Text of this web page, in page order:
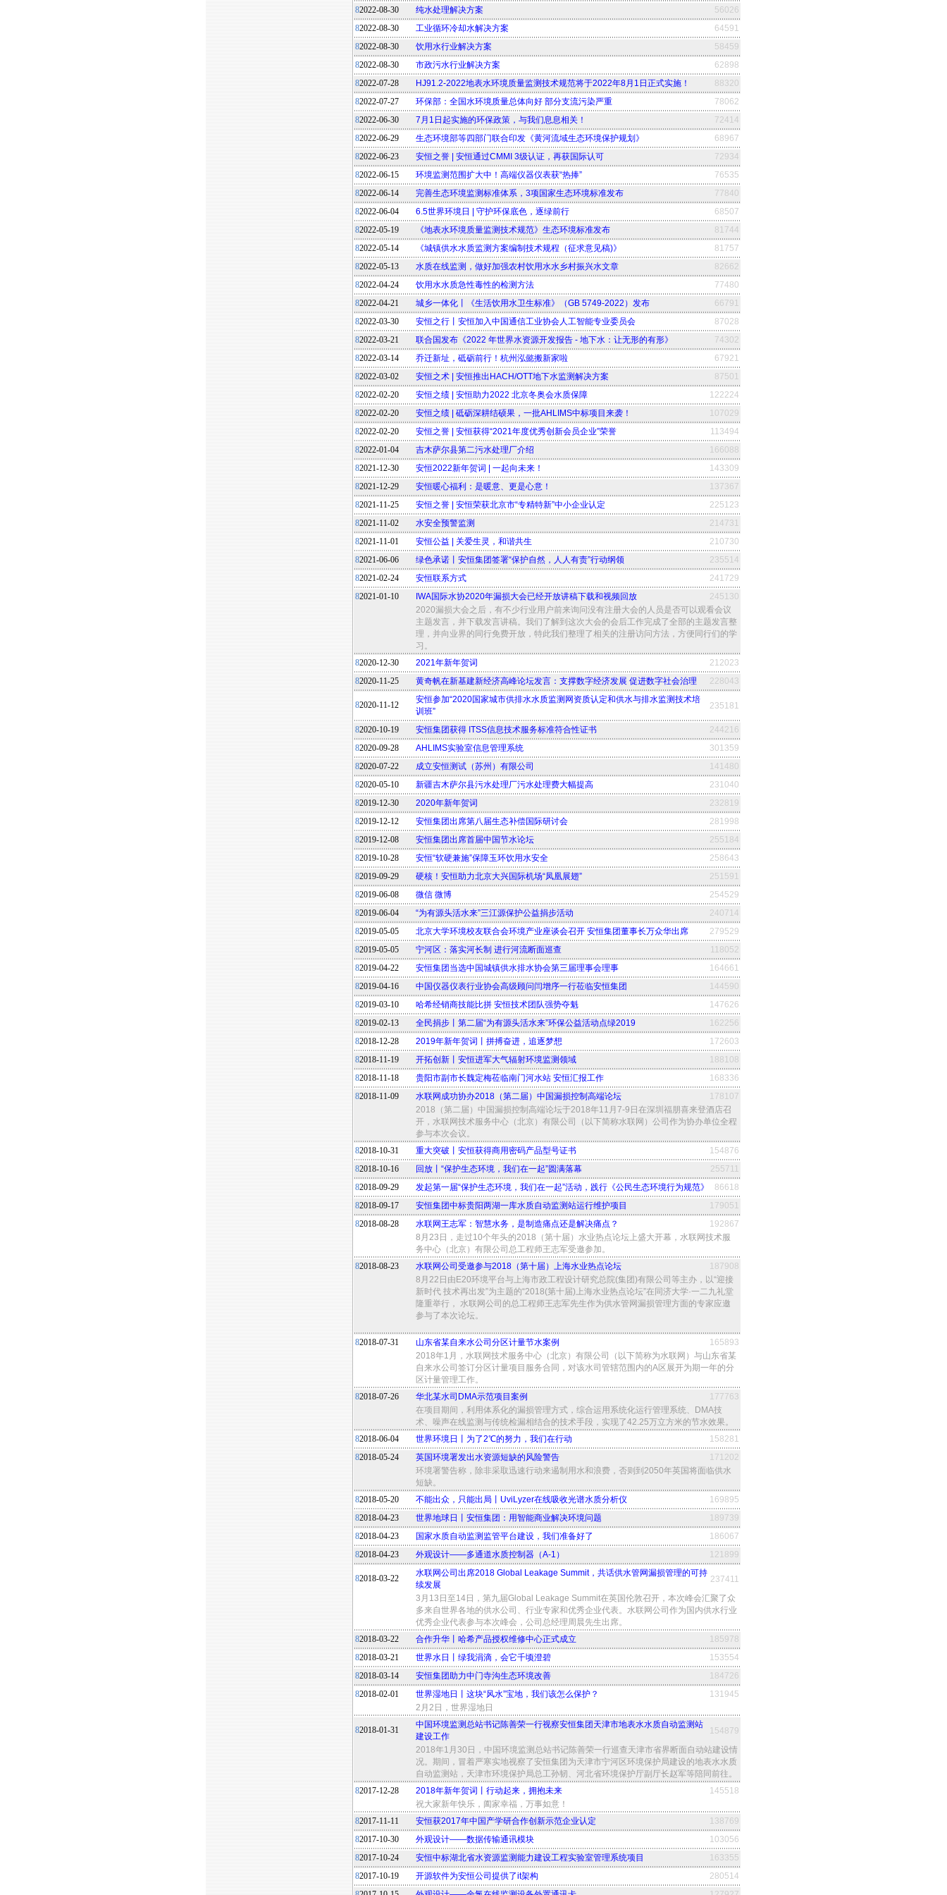
82022-08-30 纯水处理解决方案
56026
82022-08-30 工业循环冷却水解决方案
64591
82022-08-30 饮用水行业解决方案
58459
82022-08-30 市政污水行业解决方案
62898
82022-07-28 HJ91.2-2022地表水环境质量监测技术规范将于2022年8月1日正式实施！
88320
82022-07-27 环保部：全国水环境质量总体向好 部分支流污染严重
78062
82022-06-30 7月1日起实施的环保政策，与我们息息相关！
72414
82022-06-29 生态环境部等四部门联合印发《黄河流域生态环境保护规划》
68967
82022-06-23 安恒之誉 | 安恒通过CMMI 3级认证，再获国际认可
72934
82022-06-15 环境监测范围扩大中！高端仪器仪表获“热捧”
76535
82022-06-14 完善生态环境监测标准体系，3项国家生态环境标准发布
77840
82022-06-04 6.5世界环境日 | 守护环保底色，逐绿前行
68507
82022-05-19 《地表水环境质量监测技术规范》生态环境标准发布
81744
82022-05-14 《城镇供水水质监测方案编制技术规程（征求意见稿)》
81757
82022-05-13 水质在线监测，做好加强农村饮用水水乡村振兴水文章
82662
82022-04-24 饮用水水质急性毒性的检测方法
77480
82022-04-21 城乡一体化丨《生活饮用水卫生标准》（GB 5749-2022）发布
66791
82022-03-30 安恒之行丨安恒加入中国通信工业协会人工智能专业委员会
87028
82022-03-21 联合国发布《2022 年世界水资源开发报告 - 地下水：让无形的有形》
74302
82022-03-14 乔迁新址，砥砺前行！杭州泓懿搬新家啦
67921
82022-03-02 安恒之术 | 安恒推出HACH/OTT地下水监测解决方案
87501
82022-02-20 安恒之绩 | 安恒助力2022 北京冬奥会水质保障
122224
82022-02-20 安恒之绩 | 砥砺深耕结硕果，一批AHLIMS中标项目来袭！
107029
82022-02-20 安恒之誉 | 安恒获得“2021年度优秀创新会员企业”荣誉
113494
82022-01-04 吉木萨尔县第二污水处理厂介绍
166088
82021-12-30 安恒2022新年贺词 | 一起向未来！
143309
82021-12-29 安恒暖心福利：是暖意、更是心意！
137367
82021-11-25 安恒之誉 | 安恒荣获北京市“专精特新”中小企业认定
225123
82021-11-02 水安全预警监测
214731
82021-11-01 安恒公益 | 关爱生灵，和谐共生
210730
82021-06-06 绿色承诺丨安恒集团签署“保护自然，人人有责”行动纲领
235514
82021-02-24 安恒联系方式
241729
82021-01-10 IWA国际水协2020年漏损大会已经开放讲稿下载和视频回放
245130
2020漏损大会之后，有不少行业用户前来询问没有注册大会的人员是否可以观看会议
主题发言，并下载发言讲稿。我们了解到这次大会的会后工作完成了全部的主题发言整
理，并向业界的同行免费开放，特此我们整理了相关的注册访问方法，方便同行们的学
习。
82020-12-30 2021年新年贺词
212023
82020-11-25 黄奇帆在新基建新经济高峰论坛发言：支撑数字经济发展 促进数字社会治理 228043
82020-11-12
安恒参加“2020国家城市供排水水质监测网资质认定和供水与排水监测技术培
训班”
235181
82020-10-19 安恒集团获得 ITSS信息技术服务标准符合性证书
244216
82020-09-28 AHLIMS实验室信息管理系统
301359
82020-07-22 成立安恒测试（苏州）有限公司
141480
82020-05-10 新疆吉木萨尔县污水处理厂污水处理费大幅提高
231040
82019-12-30 2020年新年贺词
232819
82019-12-12 安恒集团出席第八届生态补偿国际研讨会
281998
82019-12-08 安恒集团出席首届中国节水论坛
255184
82019-10-28 安恒“软硬兼施”保障玉环饮用水安全
258643
82019-09-29 硬核！安恒助力北京大兴国际机场“凤凰展翅”
251591
82019-06-08 微信 微博
254529
82019-06-04 “为有源头活水来”三江源保护公益捐步活动
240714
82019-05-05 北京大学环境校友联合会环境产业座谈会召开 安恒集团董事长万众华出席
279529
82019-05-05 宁河区：落实河长制 进行河流断面巡查
118052
82019-04-22 安恒集团当选中国城镇供水排水协会第三届理事会理事
164661
82019-04-16 中国仪器仪表行业协会高级顾问闫增序一行莅临安恒集团
144590
82019-03-10 哈希经销商技能比拼 安恒技术团队强势夺魁
147626
82019-02-13 全民捐步丨第二届“为有源头活水来”环保公益活动点绿2019
162256
82018-12-28 2019年新年贺词丨拼搏奋进，追逐梦想
172603
82018-11-19 开拓创新丨安恒进军大气辐射环境监测领域
188108
82018-11-18 贵阳市副市长魏定梅莅临南门河水站 安恒汇报工作
168336
82018-11-09 水联网成功协办2018（第二届）中国漏损控制高端论坛
178107
2018（第二届）中国漏损控制高端论坛于2018年11月7-9日在深圳福朋喜来登酒店召
开，水联网技术服务中心（北京）有限公司（以下简称水联网）公司作为协办单位全程
参与本次会议。
82018-10-31 重大突破丨安恒获得商用密码产品型号证书
154876
82018-10-16 回放丨“保护生态环境，我们在一起”圆满落幕
255711
82018-09-29 发起第一届“保护生态环境，我们在一起”活动，践行《公民生态环境行为规范》
86618
82018-09-17 安恒集团中标贵阳两湖一库水质自动监测站运行维护项目
179051
82018-08-28 水联网王志军：智慧水务，是制造痛点还是解决痛点？
192867
8月23日，走过10个年头的2018（第十届）水业热点论坛上盛大开幕，水联网技术服
务中心（北京）有限公司总工程师王志军受邀参加。
82018-08-23 水联网公司受邀参与2018（第十届）上海水业热点论坛
187908
8月22日由E20环境平台与上海市政工程设计研究总院(集团)有限公司等主办，以“迎接
新时代 技术再出发”为主题的“2018(第十届)上海水业热点论坛”在同济大学·一二九礼堂
隆重举行， 水联网公司的总工程师王志军先生作为供水管网漏损管理方面的专家应邀
参与了本次论坛。
82018-07-31 山东省某自来水公司分区计量节水案例
165893
2018年1月，水联网技术服务中心（北京）有限公司（以下简称为水联网）与山东省某
自来水公司签订分区计量项目服务合同，对该水司管辖范围内的A区展开为期一年的分
区计量管理工作。
82018-07-26 华北某水司DMA示范项目案例
177763
在项目期间，利用体系化的漏损管理方式，综合运用系统化运行管理系统、DMA技
术、噪声在线监测与传统检漏相结合的技术手段，实现了42.25万立方米的节水效果。
82018-06-04 世界环境日丨为了2℃的努力，我们在行动
158281
82018-05-24 英国环境署发出水资源短缺的风险警告
171202
环境署警告称，除非采取迅速行动来遏制用水和浪费，否则到2050年英国将面临供水
短缺。
82018-05-20 不能出众，只能出局丨UviLyzer在线吸收光谱水质分析仪
169895
82018-04-23 世界地球日丨安恒集团：用智能商业解决环境问题
189739
82018-04-23 国家水质自动监测监管平台建设，我们准备好了
186067
82018-04-23 外观设计——多通道水质控制器（A-1） 121899
82018-03-22
水联网公司出席2018 Global Leakage Summit，共话供水管网漏损管理的可持
续发展
237411
3月13日至14日，第九届Global Leakage Summit在英国伦敦召开，本次峰会汇聚了众
多来自世界各地的供水公司、行业专家和优秀企业代表。水联网公司作为国内供水行业
优秀企业代表参与本次峰会，公司总经理周晨先生出席。
82018-03-22 合作升华丨哈希产品授权维修中心正式成立
185978
82018-03-21 世界水日丨绿我涓滴，会它千顷澄碧
153554
82018-03-14 安恒集团助力中门寺沟生态环境改善
184726
82018-02-01 世界湿地日丨这块“风水”宝地，我们该怎么保护？
131945
2月2日，世界湿地日
82018-01-31
中国环境监测总站书记陈善荣一行视察安恒集团天津市地表水水质自动监测站
建设工作
154879
2018年1月30日，中国环境监测总站书记陈善荣一行巡查天津市省界断面自动站建设情
况。期间，冒着严寒实地视察了安恒集团为天津市宁河区环境保护局建设的地表水水质
自动监测站，天津市环境保护局总工孙韧、河北省环境保护厅副厅长赵军等陪同前往。
82017-12-28 2018年新年贺词丨行动起来，拥抱未来
145518
祝大家新年快乐，阖家幸福，万事如意！
82017-11-11 安恒获2017年中国产学研合作创新示范企业认定
138769
82017-10-30 外观设计——数据传输通讯模块
103056
82017-10-24 安恒中标湖北省水资源监测能力建设工程实验室管理系统项目
163355
82017-10-19 开源软件为安恒公司提供了it架构
280514